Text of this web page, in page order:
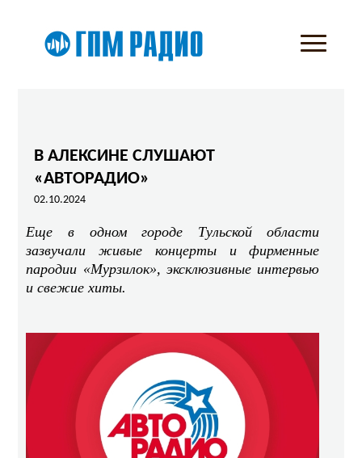
В АЛЕКСИНЕ СЛУШАЮТ
«АВТОРАДИО»
02.10.2024
Еще в одном городе Тульской области
зазвучали живые концерты и фирменные
пародии «Мурзилок», эксклюзивные интервью
и свежие хиты.